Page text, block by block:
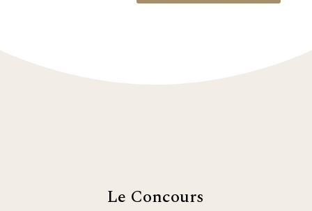
Le Concours